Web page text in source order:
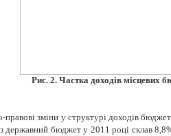
Рис. 2. Частка доходів місцевих
зміни у структурі доходів
державний бюджет у 2011 році склав